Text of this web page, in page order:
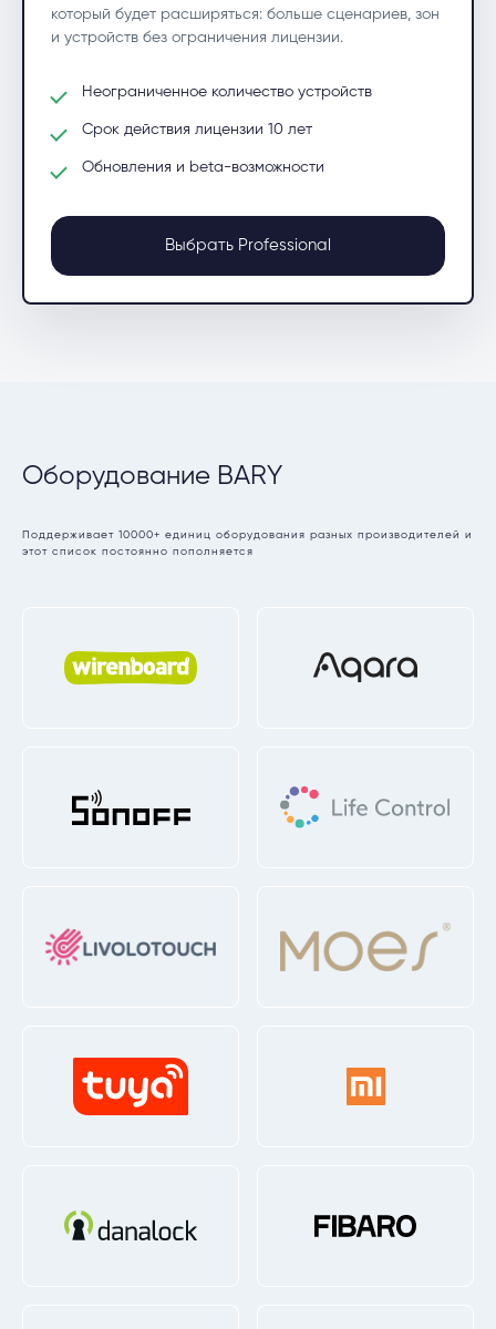
который будет расширяться: больше сценариев, зон
и устройств без ограничения лицензии.
Неограниченное количество устройств
Срок действия лицензии 10 лет
Обновления и beta-возможности
Выбрать Professional
Оборудование BARY
Поддерживает 10000+ единиц оборудования разных производителей и
этот список постоянно пополняется